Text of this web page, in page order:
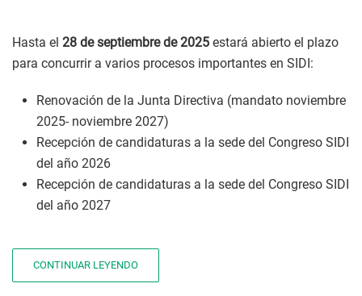
Hasta el 28 de septiembre de 2025 estará abierto el plazo
para concurrir a varios procesos importantes en SIDI:
Renovación de la Junta Directiva (mandato noviembre
2025- noviembre 2027)
Recepción de candidaturas a la sede del Congreso SIDI
del año 2026
Recepción de candidaturas a la sede del Congreso SIDI
del año 2027
CONTINUAR LEYENDO